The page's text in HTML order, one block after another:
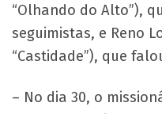
“Olhando do Alto”),
seguimistas, e Reno
“Castidade”), que
– No dia 30, o